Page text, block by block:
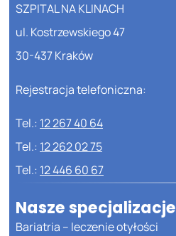
SZPITAL NA KLINACH
ul. Kostrzewskiego 47
30-437 Kraków
Rejestracja telefoniczna:
Tel.: 12 267 40 64
Tel.: 12 262 02 75
Tel.: 12 446 60 67
Nasze specjalizacje
Bariatria – leczenie otyłości